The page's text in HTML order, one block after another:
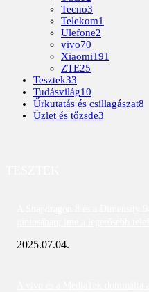
Tecno3
Telekom1
Ulefone2
vivo70
Xiaomi191
ZTE25
Tesztek33
Tudásvilág10
Űrkutatás és csillagászat8
Üzlet és tőzsde3
2025.07.04.